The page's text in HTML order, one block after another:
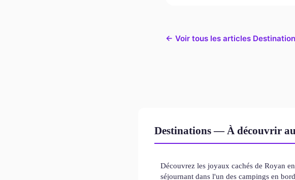
← Voir tous les articles
Destinations — À découvrir
Découvrez les joyaux cachés de Royan en
séjournant dans l'un des campings en